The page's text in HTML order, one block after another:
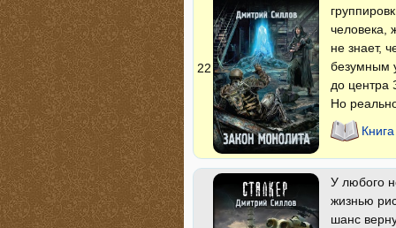
22
человека,
не знает,
безумным
до центра
Но
У любого
жизнью
шанс